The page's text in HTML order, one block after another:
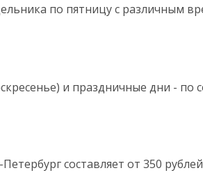
по пятницу с
и праздничные дни -
составляет от 350